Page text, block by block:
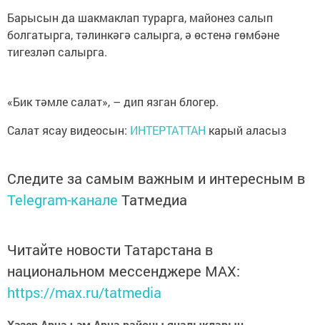
Барысын да шакмаклап турарга, майонез салып
болгатырга, тәлинкәгә салырга, ә өстенә гөмбәне
тигезләп салырга.
«Бик тәмле салат», – дип язган блогер.
Салат ясау видеосын: ИНТЕРТАТТАН карый аласыз
Следите за самым важным и интересным в
Telegram-канале Татмедиа
Читайте новости Татарстана в
национальном мессенджере MАХ:
https://max.ru/tatmedia